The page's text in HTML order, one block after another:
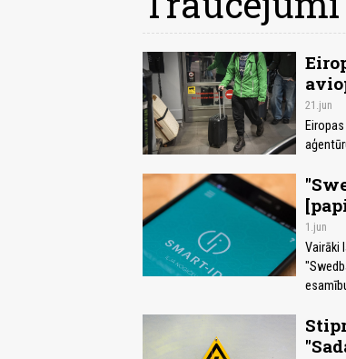
21.jun
1.jun
Vairāki